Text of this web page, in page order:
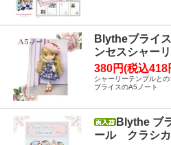
Blytheブライ
ンセスシャー
380円(税込418
シャーリーテンプルと
ブライスのA5ノート
Blythe ブ
ール クラシ